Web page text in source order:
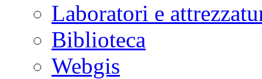
Laboratori e
Biblioteca
Webgis